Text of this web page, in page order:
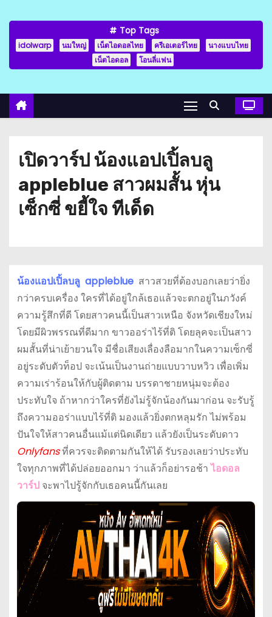
Top Tags
idolwarp นมใหญ่ เน็ตไอดอลไทย ครีเอเตอร์ไทย
นางแบบไทย
เน็ตไอดอล
โอนลี่แฟน
เปิดวาร์ป น้องแอปเปิ้ลบลู
appleblue สาวผมสั้น หุ่น
เซ็กซี่ ขยี้ใจ ทีเด็ด
น้องแอปเปิ้ลบลู appleblueสาวสวยที่ต้องบอกเลยว่ายิ่ง
กว่าครบเครื่อง ใครที่ได้อยู่ใกล้เธอแล้วจะตกอยู่ในภวังค์
ความรู้สึกที่ดี โดยสาวคนนี้เป็นสาวเหนือ จังหวัดเชียงใหม่
โดยมีผิวพรรณที่ดีมาก ขาวออร่าไร้ที่ติ โดยลุคจะเป็นสาว
ผมสั้นที่น่าเย้ายวนใจ มีชื่อเสียงเลื่องลือมากในความเซ็กซี่
อยู่ระดับตัวท็อป จะเน้นเป็นงานถ่ายแบบวาบหวิว เพื่อเพิ่ม
ความเร่าร้อนให้กับผู้ติดตาม บรรดาชายหนุ่มจะต้อง
ประทับใจ ถ้าหากว่าใครที่ยังไม่รู้จักน้องกันมาก่อน จะรับรู้
ถึงความออร่าแบบไร้ที่ติ มองแล้วยิ่งตกหลุมรัก ไม่พร้อม
ปันใจให้สาวคนอื่นแม้แต่นิดเดียว แล้วยังเป็นระดับดาว
Onlyfansที่ควรจะติดตามกันให้ได้ รับรองเลยว่าประทับ
ใจทุกภาพที่ได้ปล่อยออกมา ว่าแล้วก็อย่ารอช้าไอดอล
วาร์ปจะพาไปรู้จักกับเธอคนนี้กันเลย